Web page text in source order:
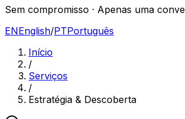
Sem compromisso · Apenas uma
ENEnglish/PTPortuguês
Início
/
Serviços
/
Estratégia & Descoberta